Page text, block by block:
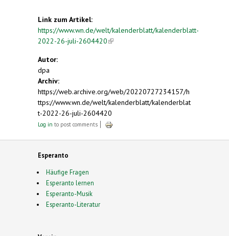
Link zum Artikel:
https://www.wn.de/welt/kalenderblatt/kalenderblatt-
2022-26-juli-2604420(link is external)
Autor:
dpa
Archiv:
https://web.archive.org/web/20220727234157/h
ttps://www.wn.de/welt/kalenderblatt/kalenderblat
t-2022-26-juli-2604420
Log in to post comments
Esperanto
Häufige Fragen
Esperanto lernen
Esperanto-Musik
Esperanto-Literatur